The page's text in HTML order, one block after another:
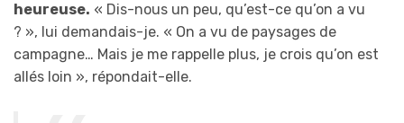
heureuse. « Dis-nous un peu, qu’est-ce qu’on a vu
? », lui demandais-je. « On a vu de paysages de
campagne… Mais je me rappelle plus, je crois qu’on est
allés loin », répondait-elle.